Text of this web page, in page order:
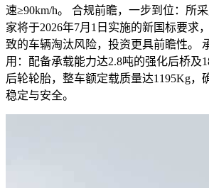
速≥90km/h。 合规前瞻，一步到位：所
家将于2026年7月1日实施的新国标要求
致的车辆淘汰风险，投资更具前瞻性。
用：配备承载能力达2.8吨的强化后桥及
后轮轮胎，整车额定载质量达1195Kg，
稳定与安全。